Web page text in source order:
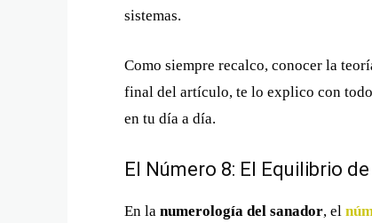
sistemas.
Como siempre recalco, conocer la
final del artículo, te lo explico con
en tu día a día.
El Número 8: El Equilibrio
En la numerología del sanador, el